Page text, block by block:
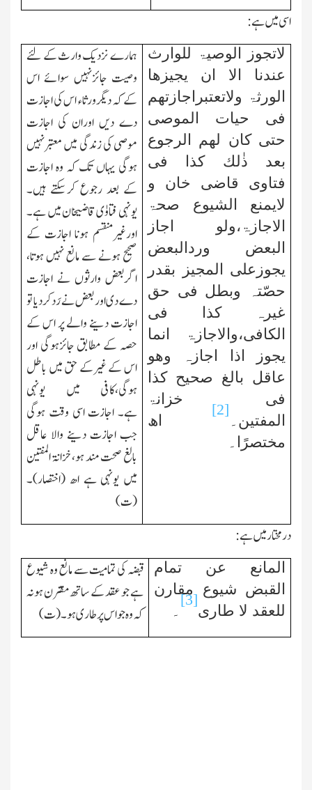
اسی میں ہے:
لاتجوز الوصیۃ للوارث
عندنا الا ان یجیزھا
الورثۃ ولاتعتبراجازتھم
فی حیات الموصی
حتی کان لھم الرجوع
بعد ذٰلك کذا فی
فتاوی قاضی خان و
لایمنع الشیوع صحۃ
الاجازۃ،ولو اجاز
البعض وردالبعض
یجوزعلی المجیز بقدر
حصّتہ وبطل فی حق
غیرہ کذا فی
الکافی،والاجازۃ انما
یجوز اذا اجازہ وھو
عاقل بالغ صحیح کذا
فی خزانۃ
المفتین۔
[2]
اھ
مختصرًا۔
ہمارے نزدیك وارث کے لئے
وصیت جائزنہیں سوائے اس
کے کہ دیگرورثاء اس کی اجازت
دے دیں اوران کی اجازت
موصی کی زندگی میں معتبرنہیں
ہوگی یہاں تك کہ وہ اجازت
کے بعد رجوع کرسکتے ہیں۔
یونہی فتاوٰی قاضیخان میں ہے۔
اورغیرمنقسم ہونا اجازت کے
صحیح ہونے سے مانع نہیں ہوتا،
اگربعض وارثوں نے اجازت
دے دی اوربعض نے رَد کردیا تو
اجازت دینے والے پر اس کے
حصہ کے مطابق جائزہوگی اور
اس کے غیرکے حق میں باطل
ہوگی،کافی میں یونہی
ہے۔اجازت اسی وقت ہوگی
جب اجازت دینے والا عاقل
بالغ صحت مند ہو،خزانۃ المفتین
میں یونہی ہےاھ (اختصار)۔
(ت)
درمختارمیں ہے:
المانع عن تمام
القبض شیوع مقارن
للعقد لا طاری
[3]
۔
قبضہ کی تمامیت سے مانع وہ شیوع
ہے جو عقد کے ساتھ مقترن ہونہ
کہ وہ جو اس پر طاری ہو۔(ت)